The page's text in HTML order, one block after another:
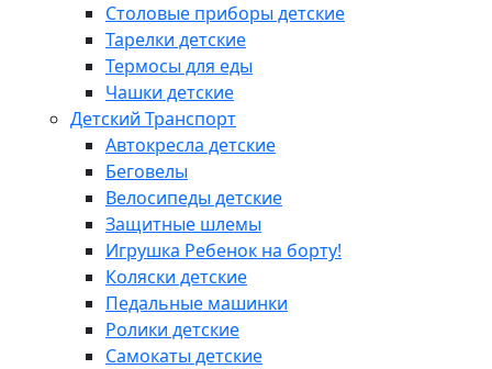
Столовые приборы детские
Тарелки детские
Термосы для еды
Чашки детские
Детский Транспорт
Автокресла детские
Беговелы
Велосипеды детские
Защитные шлемы
Игрушка Ребенок на борту!
Коляски детские
Педальные машинки
Ролики детские
Самокаты детские